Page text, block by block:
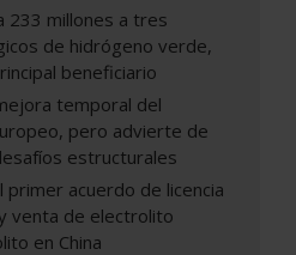
233 millones a tres
de hidrógeno verde,
beneficiario
temporal del
pero advierte de
estructurales
primer acuerdo de licencia
venta de electrolito
en China